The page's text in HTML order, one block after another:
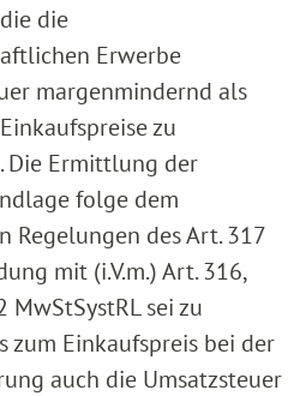
die
Erwerbe
margenmindernd als
zu
Die Ermittlung der
folge dem
Regelungen des Art. 317
mit (i.V.m.) Art. 316,
MwStSystRL sei zu
zum Einkaufspreis bei der
auch die Umsatzsteuer